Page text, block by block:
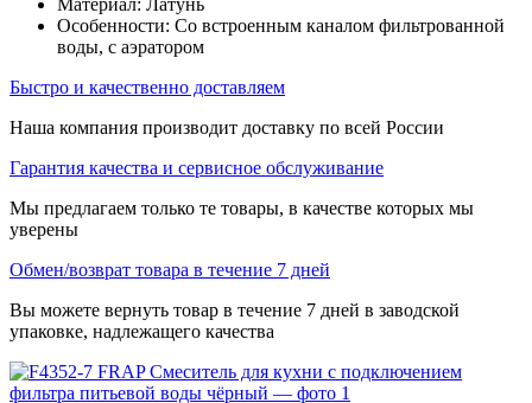
Материал: Латунь
Особенности: Со встроенным каналом фильтрованной
воды, с аэратором
Быстро и качественно доставляем
Наша компания производит доставку по всей России
Гарантия качества и сервисное обслуживание
Мы предлагаем только те товары, в качестве которых мы
уверены
Обмен/возврат товара в течение 7 дней
Вы можете вернуть товар в течение 7 дней в заводской
упаковке, надлежащего качества